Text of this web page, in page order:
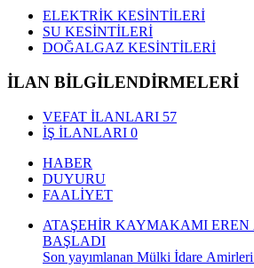
ELEKTRİK KESİNTİLERİ
SU KESİNTİLERİ
DOĞALGAZ KESİNTİLERİ
İLAN BİLGİLENDİRMELERİ
VEFAT İLANLARI 57
İŞ İLANLARI 0
HABER
DUYURU
FAALİYET
ATAŞEHİR KAYMAKAMI EREN
BAŞLADI
Son yayımlanan Mülki İdare